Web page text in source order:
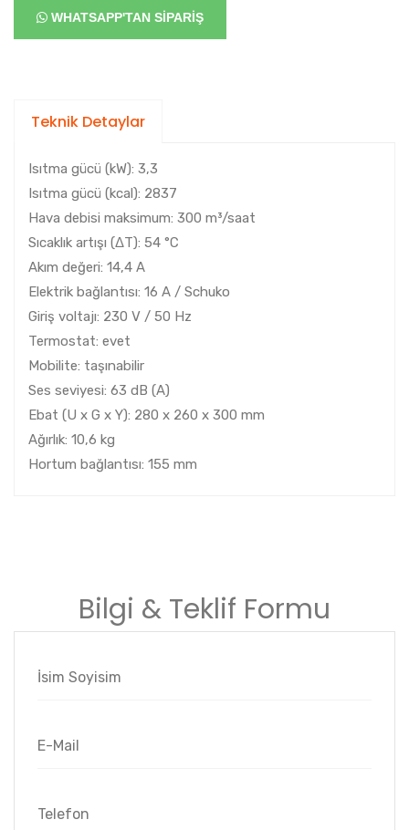
WHATSAPP'TAN SİPARİŞ
Teknik Detaylar
Isıtma gücü (kW): 3,3
Isıtma gücü (kcal): 2837
Hava debisi maksimum: 300 m³/saat
Sıcaklık artışı (ΔT): 54 °C
Akım değeri: 14,4 A
Elektrik bağlantısı: 16 A / Schuko
Giriş voltajı: 230 V / 50 Hz
Termostat: evet
Mobilite: taşınabilir
Ses seviyesi: 63 dB (A)
Ebat (U x G x Y): 280 x 260 x 300 mm
Ağırlık: 10,6 kg
Hortum bağlantısı: 155 mm
Bilgi & Teklif Formu